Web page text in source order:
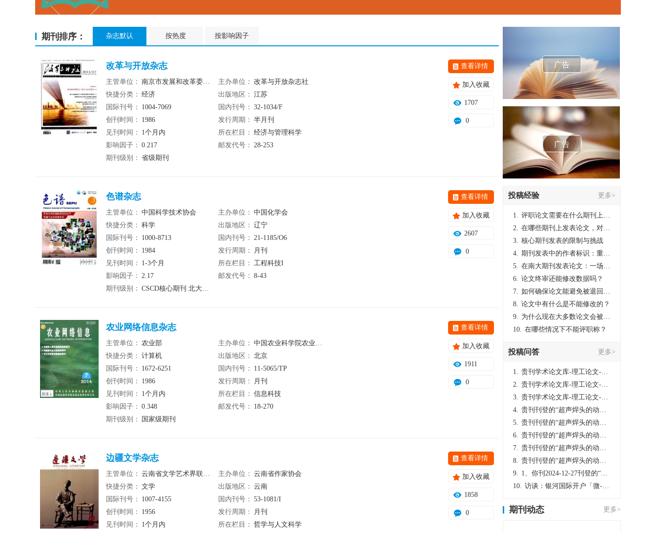
期刊排序： 杂志默认 按热度 按影响因子
改革与开放杂志
主管单位： 南京市发展和改革委员会 主办单位： 改革与开放杂志社
快捷分类： 经济 出版地区： 江苏
国际刊号：
1004-7069 国内刊号： 32-1034/F
创刊时间：
1986 发行周期： 半月刊
见刊时间：
1个月内 所在栏目： 经济与管理科学
影响因子： 0.217 邮发代号： 28-253
期刊级别： 省级期刊
查看详情
加入收藏
1707
0
色谱杂志
主管单位： 中国科学技术协会 主办单位： 中国化学会
快捷分类： 科学 出版地区： 辽宁
国际刊号：
1000-8713 国内刊号： 21-1185/O6
创刊时间：
1984 发行周期：
月刊
见刊时间：
1-3个月 所在栏目： 工程科技I
影响因子： 2.17 邮发代号： 8-43
期刊级别： CSCD核心期刊 北大核心期刊 统计源期刊
查看详情
加入收藏
2607
0
农业网络信息杂志
主管单位： 农业部 主办单位： 中国农业科学院农业信息研究所
快捷分类： 计算机 出版地区： 北京
国际刊号：
1672-6251 国内刊号：
11-5065/TP
创刊时间：
1986 发行周期：
月刊
见刊时间：
1个月内 所在栏目： 信息科技
影响因子： 0.348 邮发代号：
18-270
期刊级别：
国家级期刊
查看详情
加入收藏
1911
0
边疆文学杂志
主管单位： 云南省文学艺术界联合会 主办单位： 云南省作家协会
快捷分类： 文学 出版地区： 云南
国际刊号：
1007-4155 国内刊号： 53-1081/I
创刊时间：
1956 发行周期：
月刊
见刊时间：
1个月内 所在栏目： 哲学与人文科学
查看详情
加入收藏
1858
0
广告
广告
投稿经验 更多>
1. 评职论文需要在什么期刊上发表？
2. 在哪些期刊上发表论文，对考研有优势？
3. 核心期刊发表的限制与挑战
4. 期刊发表中的作者标识：重要性与实践
5. 在南大期刊发表论文：一场知识探索与学术成就的旅程
6. 论文终审还能修改数据吗？
7. 如何确保论文能避免被退回：关键条件与策略
8. 论文中有什么是不能修改的？
9. 为什么现在大多数论文会被评判为AI撰写？（深度剖析查重机制下的困境与出路）
10. 在哪些情况下不能评职称？
投稿问答 更多>
1. 贵刊学术论文库-理工论文-第16页刊登的“超声焊头的动力学分析与优化设计”，作者lizhiwei，时间2024-12-27，该论文由我本人在机电工程技术2024年第10期公开发表，lizhiwei并非本人，请将文章删除，消除影响，谢谢！
2. 贵刊学术论文库-理工论文-第16页刊登的“超声焊头的动力学分析与优化设计”，作者lizhiwei，时间2024-12-27，该论文由我本人在机电工程技术2024年第10期公开发表，lizhiwei并非本人，请将文章删除，消除影响，谢谢！
3. 贵刊学术论文库-理工论文-第16页刊登的“超声焊头的动力学分析与优化设计”，作者lizhiwei，时间2024-12-27，该论文由我本人在机电工程技术2024年第10期公开发表，lizhiwei并非本人，请将文章删除，消除影响，谢谢！
4. 贵刊刊登的“超声焊头的动力学分析与优化设计”，作者lizhiwei，时间2024-12-27，该论文由我本人在机电工程技术2024年第10期公开发表，lizhiwei并非本人，请将文章删除，消除影响，谢谢！
5. 贵刊刊登的“超声焊头的动力学分析与优化设计”，作者lizhiwei，时间2024-12-27，该论文由我本人在机电工程技术2024年第10期公开发表，lizhiwei并非本人，请将文章删除，消除影响，谢谢！
6. 贵刊刊登的“超声焊头的动力学分析与优化设计”，作者lizhiwei，时间2024-12-27，该论文由我本人在机电工程技术2024年第10期公开发表，lizhiwei并非本人，请将文章删除，消除影响，谢谢！
7. 贵刊刊登的“超声焊头的动力学分析与优化设计”，作者lizhiwei，时间2024-12-27，该论文由我本人在机电工程技术2024年第10期公开发表，lizhiwei并非本人，请将文章删除，消除影响，谢谢！
8. 贵刊刊登的“超声焊头的动力学分析与优化设计”，作者lizhiwei，时间2024-12-27，该论文由我本人在机电工程技术2024年第10期公开发表，lizhiwei并非本人，请将文章删除，消除影响，谢谢！
9. 1、你刊2024-12-27刊登的“超声焊头的动力学分析与优化设计论文”，是由我本人在“机电工程技术”，在2024年第10期公开发表的，而本刊转载“lizhiwei”非本人操作，请尽快将其删除，消除不良影响。
10. 访谈：银河国际开户「微-97905670-信」上分客服开户电话在线注册现场经理。机械文明荒野生存游戏《荒野起源》超新星测试将于12月18日上午10点正式开启!本次测试资格已陆续发放!各位拓荒者们准备好了么。
期刊动态 更多>